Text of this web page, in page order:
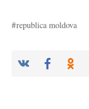
republica moldova